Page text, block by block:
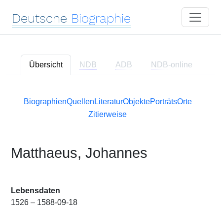
Deutsche Biographie
Übersicht NDB ADB NDB-online
BiographienQuellen LiteraturObjektePorträtsOrte
Zitierweise
Matthaeus, Johannes
Lebensdaten
1526 – 1588-09-18